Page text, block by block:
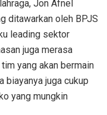
Jon Afnel
ditawarkan oleh BPJS
leading sektor
juga merasa
yang akan bermain
biayanya juga cukup
yang mungkin